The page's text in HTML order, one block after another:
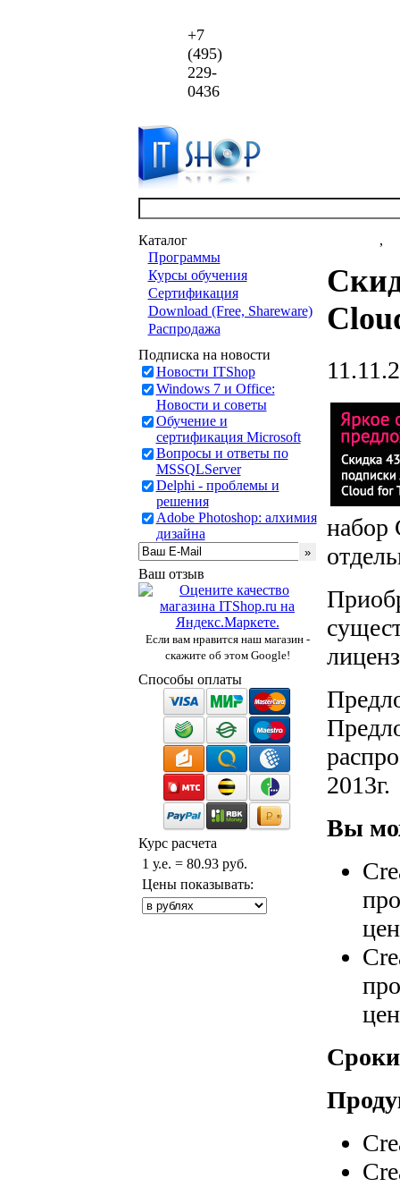
+7
(495)
229-
0436
Каталог
Программы
Курсы обучения
Сертификация
Download (Free, Shareware)
Распродажа
Подписка на новости
Новости ITShop
Windows 7 и Office:
Новости и советы
Обучение и
сертификация Microsoft
Вопросы и ответы по
MSSQLServer
Delphi - проблемы и
решения
Adobe Photoshop: алхимия
дизайна
Ваш отзыв
Если вам нравится наш магазин -
скажите об этом Google!
Способы оплаты
Курс расчета
1 у.е. = 80.93 руб.
Цены показывать:
,
набор
2013г.
Вы